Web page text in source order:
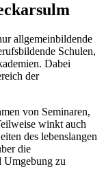
allgemeinbildende
Schulen,
Dabei
der
von Seminaren,
winkt auch
des lebenslangen
die
Umgebung zu